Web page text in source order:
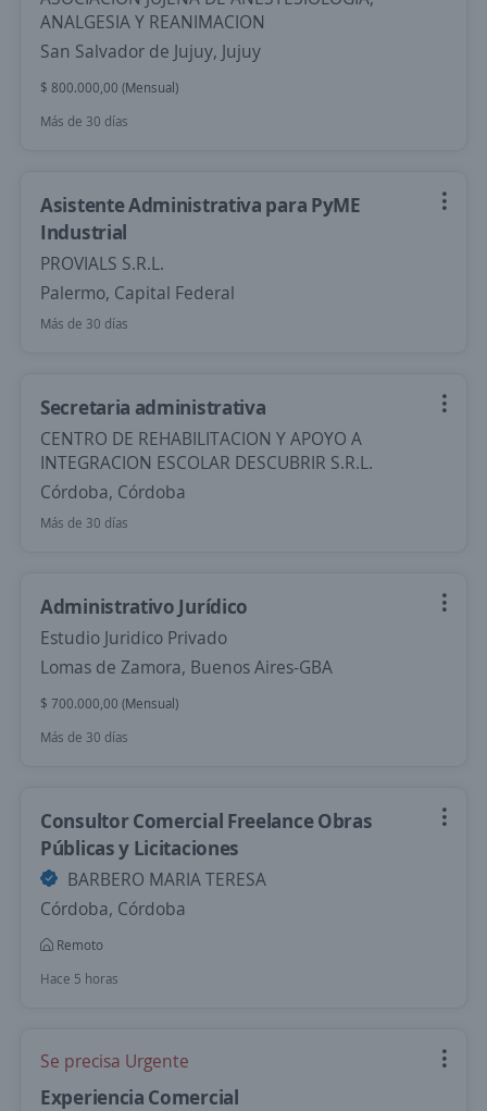
ANALGESIA Y REANIMACION
San Salvador de Jujuy, Jujuy
$ 800.000,00 (Mensual)
Más de 30 días
Asistente Administrativa para PyME
Industrial
PROVIALS S.R.L.
Palermo, Capital Federal
Más de 30 días
Secretaria administrativa
CENTRO DE REHABILITACION Y APOYO A
INTEGRACION ESCOLAR DESCUBRIR S.R.L.
Córdoba, Córdoba
Más de 30 días
Administrativo Jurídico
Estudio Juridico Privado
Lomas de Zamora, Buenos Aires-GBA
$ 700.000,00 (Mensual)
Más de 30 días
Consultor Comercial Freelance Obras
Públicas y Licitaciones
BARBERO MARIA TERESA
Córdoba, Córdoba
Remoto
Hace 5 horas
Se precisa Urgente
Experiencia Comercial